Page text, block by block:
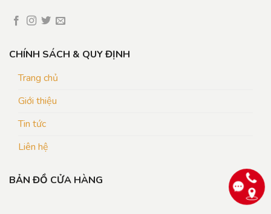
CHÍNH SÁCH & QUY ĐỊNH
Trang chủ
Giới thiệu
Tin tức
Liên hệ
BẢN ĐỒ CỬA HÀNG